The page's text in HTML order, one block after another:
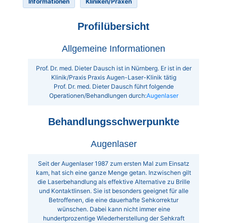
Profilübersicht
Allgemeine Informationen
Prof. Dr. med. Dieter Dausch ist in Nürnberg. Er ist in der
Klinik/Praxis Praxis Augen-Laser-Klinik tätig
Prof. Dr. med. Dieter Dausch führt folgende
Operationen/Behandlungen durch:Augenlaser
Behandlungsschwerpunkte
Augenlaser
Seit der Augenlaser 1987 zum ersten Mal zum Einsatz
kam, hat sich eine ganze Menge getan. Inzwischen gilt
die Laserbehandlung als effektive Alternative zu Brille
und Kontaktlinsen. Sie ist besonders geeignet für alle
Betroffenen, die eine dauerhafte Sehkorrektur
wünschen. Dabei kann nicht immer eine
hundertprozentige Wiederherstellung der Sehkraft